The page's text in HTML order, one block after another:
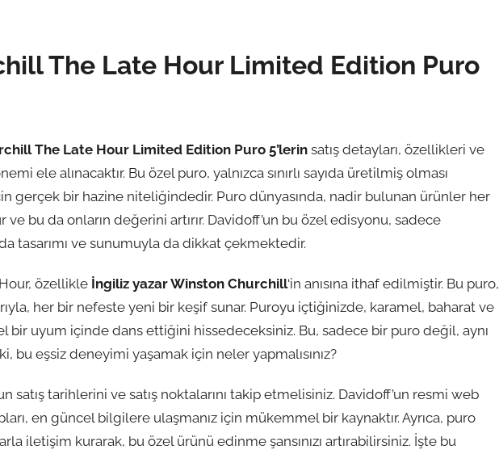
The Late Hour Limited Edition Puro
The Late Hour Limited Edition Puro 5’lerinsatış detayları, özellikleri ve
ele alınacaktır. Bu özel puro, yalnızca sınırlı sayıda üretilmiş olması
gerçek bir hazine niteliğindedir. Puro dünyasında, nadir bulunan ürünler her
bu da onların değerini artırır. Davidoff’un bu özel edisyonu, sadece
tasarımı ve sunumuyla da dikkat çekmektedir.
özellikle İngiliz yazar Winston Churchill‘in anısına ithaf edilmiştir. Bu puro,
her bir nefeste yeni bir keşif sunar. Puroyu içtiğinizde, karamel, baharat ve
bir uyum içinde dans ettiğini hissedeceksiniz. Bu, sadece bir puro değil, aynı
bu eşsiz deneyimi yaşamak için neler yapmalısınız?
satış tarihlerini ve satış noktalarını takip etmelisiniz. Davidoff’un resmi web
en güncel bilgilere ulaşmanız için mükemmel bir kaynaktır. Ayrıca, puro
iletişim kurarak, bu özel ürünü edinme şansınızı artırabilirsiniz. İşte bu